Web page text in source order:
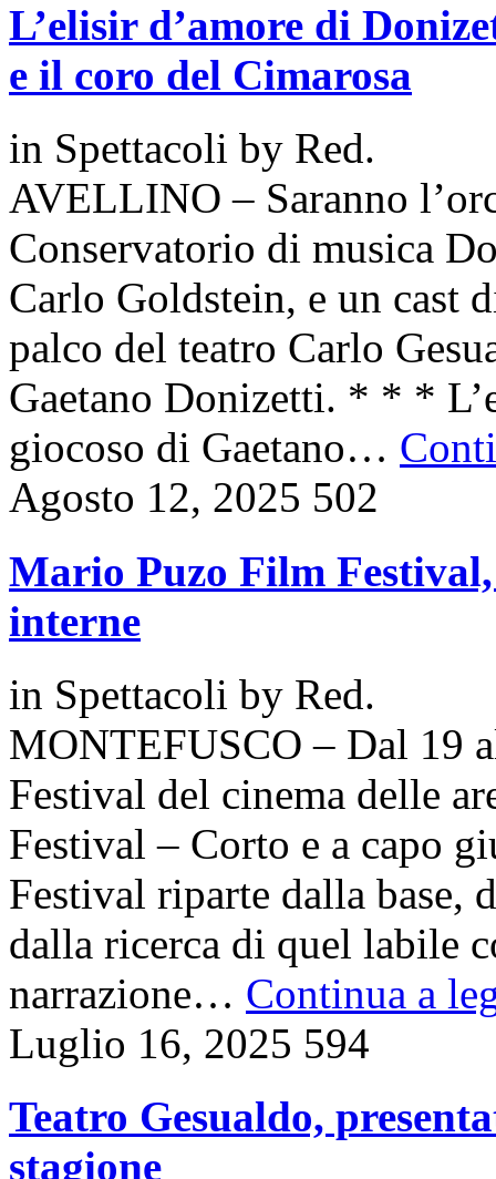
L’elisir d’amore di
e il coro del Cimarosa
in Spettacoli by Red.
AVELLINO – Saranno
Conservatorio di musica
Carlo Goldstein, e un cast
palco del teatro Carlo
Gaetano Donizetti. * * *
giocoso di Gaetano…
Agosto 12, 2025 502
Mario Puzo Film
interne
in Spettacoli by Red.
MONTEFUSCO – Dal 19
Festival del cinema delle
Festival – Corto e a capo
Festival riparte dalla base,
dalla ricerca di quel labile
narrazione… Continua a
Luglio 16, 2025 594
Teatro Gesualdo,
stagione